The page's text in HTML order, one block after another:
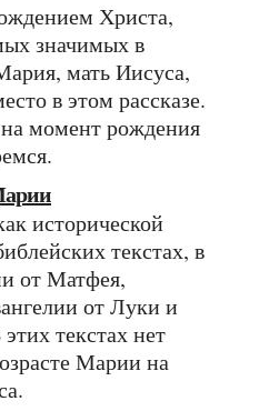
значимых в
мать Иисуса,
в этом рассказе.
момент рождения
текстах, в
от Матфея,
от Луки и
текстах нет
Марии на